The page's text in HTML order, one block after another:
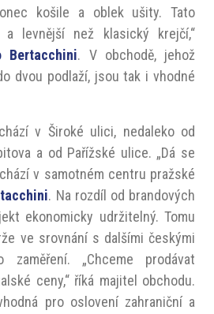
košile a oblek ušity. Tato
levnější než klasický krejčí,“
Bertacchini. V obchodě, jehož
dvou podlaží, jsou tak i vhodné
v Široké ulici, nedaleko od
a od Pařížské ulice. „Dá se
v samotném centru pražské
. Na rozdíl od brandových
ekonomicky udržitelný. Tomu
ve srovnání s dalšími českými
zaměření. „Chceme prodávat
ceny,“ říká majitel obchodu.
pro oslovení zahraniční a